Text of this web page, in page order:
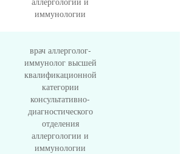
иммунологии
врач аллерголог-
иммунолог высшей
квалификационной
категории
консультативно-
диагностического
отделения
аллергологии и
иммунологии